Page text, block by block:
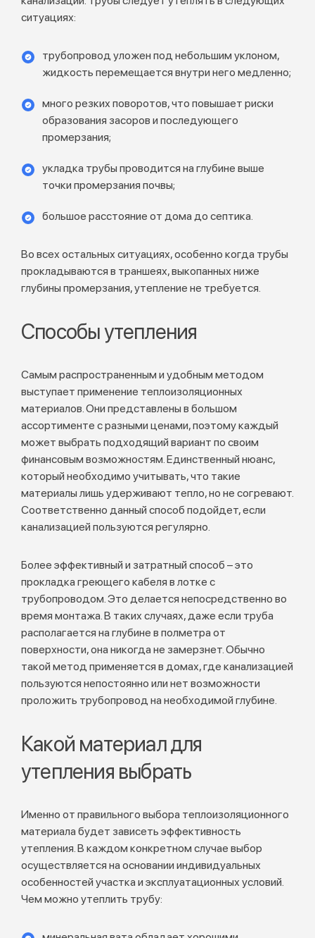
ситуациях:
трубопровод уложен под небольшим уклоном,
жидкость перемещается внутри него медленно;
много резких поворотов, что повышает риски
образования засоров и последующего
промерзания;
укладка трубы проводится на глубине выше
точки промерзания почвы;
большое расстояние от дома до септика.
Во всех остальных ситуациях, особенно когда трубы
прокладываются в траншеях, выкопанных ниже
глубины промерзания, утепление не требуется.
Способы утепления
Самым распространенным и удобным методом
выступает применение теплоизоляционных
материалов. Они представлены в большом
ассортименте с разными ценами, поэтому каждый
может выбрать подходящий вариант по своим
финансовым возможностям. Единственный нюанс,
который необходимо учитывать, что такие
материалы лишь удерживают тепло, но не согревают.
Соответственно данный способ подойдет, если
канализацией пользуются регулярно.
Более эффективный и затратный способ – это
прокладка греющего кабеля в лотке с
трубопроводом. Это делается непосредственно во
время монтажа. В таких случаях, даже если труба
располагается на глубине в полметра от
поверхности, она никогда не замерзнет. Обычно
такой метод применяется в домах, где канализацией
пользуются непостоянно или нет возможности
проложить трубопровод на необходимой глубине.
Какой материал для
утепления выбрать
Именно от правильного выбора теплоизоляционного
материала будет зависеть эффективность
утепления. В каждом конкретном случае выбор
осуществляется на основании индивидуальных
особенностей участка и эксплуатационных условий.
Чем можно утеплить трубу: